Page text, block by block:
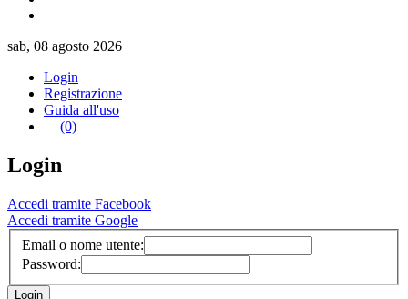
sab, 08 agosto 2026
Login
Registrazione
Guida all'uso
(0)
Login
Accedi tramite Facebook
Accedi tramite Google
Email o nome utente:
Password: